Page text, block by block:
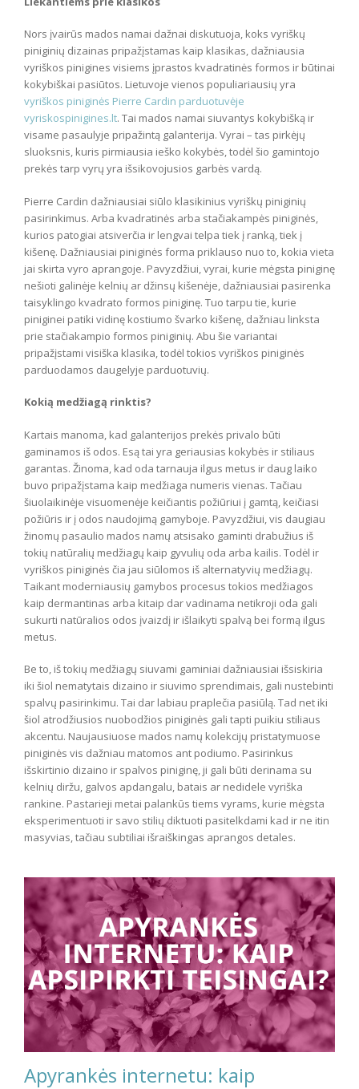
Nors įvairūs mados namai dažnai diskutuoja, koks vyriškų
piniginių dizainas pripažįstamas kaip klasikas, dažniausia
vyriškos pinigines visiems įprastos kvadratinės formos ir būtinai
kokybiškai pasiūtos. Lietuvoje vienos populiariausių yra
vyriškos piniginės Pierre Cardin parduotuvėje
vyriskospinigines.lt. Tai mados namai siuvantys kokybišką ir
visame pasaulyje pripažintą galanterija. Vyrai – tas pirkėjų
sluoksnis, kuris pirmiausia ieško kokybės, todėl šio gamintojo
prekės tarp vyrų yra išsikovojusios garbės vardą.
Pierre Cardin dažniausiai siūlo klasikinius vyriškų piniginių
pasirinkimus. Arba kvadratinės arba stačiakampės piniginės,
kurios patogiai atsiverčia ir lengvai telpa tiek į ranką, tiek į
kišenę. Dažniausiai piniginės forma priklauso nuo to, kokia vieta
jai skirta vyro aprangoje. Pavyzdžiui, vyrai, kurie mėgsta piniginę
nešioti galinėje kelnių ar džinsų kišenėje, dažniausiai pasirenka
taisyklingo kvadrato formos piniginę. Tuo tarpu tie, kurie
piniginei patiki vidinę kostiumo švarko kišenę, dažniau linksta
prie stačiakampio formos piniginių. Abu šie variantai
pripažįstami visiška klasika, todėl tokios vyriškos piniginės
parduodamos daugelyje parduotuvių.
Kokią medžiagą rinktis?
Kartais manoma, kad galanterijos prekės privalo būti
gaminamos iš odos. Esą tai yra geriausias kokybės ir stiliaus
garantas. Žinoma, kad oda tarnauja ilgus metus ir daug laiko
buvo pripažįstama kaip medžiaga numeris vienas. Tačiau
šiuolaikinėje visuomenėje keičiantis požiūriui į gamtą, keičiasi
požiūris ir į odos naudojimą gamyboje. Pavyzdžiui, vis daugiau
žinomų pasaulio mados namų atsisako gaminti drabužius iš
tokių natūralių medžiagų kaip gyvulių oda arba kailis. Todėl ir
vyriškos piniginės čia jau siūlomos iš alternatyvių medžiagų.
Taikant moderniausių gamybos procesus tokios medžiagos
kaip dermantinas arba kitaip dar vadinama netikroji oda gali
sukurti natūralios odos įvaizdį ir išlaikyti spalvą bei formą ilgus
metus.
Be to, iš tokių medžiagų siuvami gaminiai dažniausiai išsiskiria
iki šiol nematytais dizaino ir siuvimo sprendimais, gali nustebinti
spalvų pasirinkimu. Tai dar labiau praplečia pasiūlą. Tad net iki
šiol atrodžiusios nuobodžios piniginės gali tapti puikiu stiliaus
akcentu. Naujausiuose mados namų kolekcijų pristatymuose
piniginės vis dažniau matomos ant podiumo. Pasirinkus
išskirtinio dizaino ir spalvos piniginę, ji gali būti derinama su
kelnių diržu, galvos apdangalu, batais ar nedidele vyriška
rankine. Pastarieji metai palankūs tiems vyrams, kurie mėgsta
eksperimentuoti ir savo stilių diktuoti pasitelkdami kad ir ne itin
masyvias, tačiau subtiliai išraiškingas aprangos detales.
Apyrankės internetu: kaip